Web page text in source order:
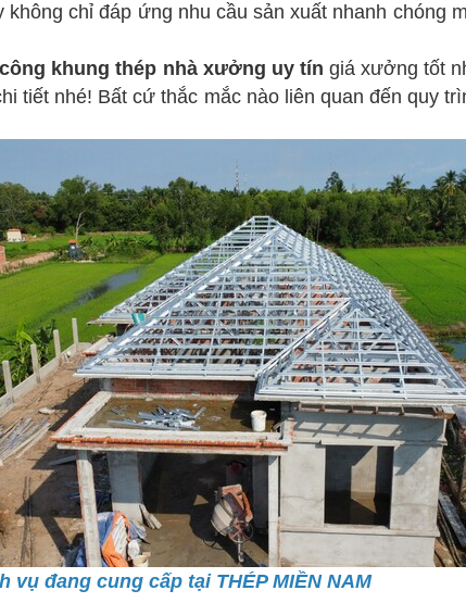
chỉ đáp ứng nhu cầu sản xuất nhanh chóng
khung thép nhà xưởng uy tín giá xưởng tốt
tiết nhé! Bất cứ thắc mắc nào liên quan đến quy
vụ đang cung cấp tại THÉP MIỀN NAM